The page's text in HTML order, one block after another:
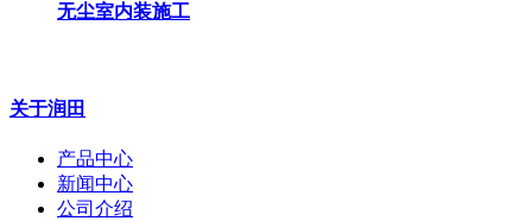
无尘室内装施工
关于润田
产品中心
新闻中心
公司介绍